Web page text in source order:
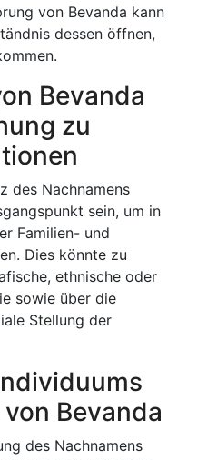
von Bevanda kann
dessen öffnen,
Bevanda
zu
des Nachnamens
sein, um in
Familien- und
Dies könnte zu
ethnische oder
sowie über die
Stellung der
Bevanda
des Nachnamens